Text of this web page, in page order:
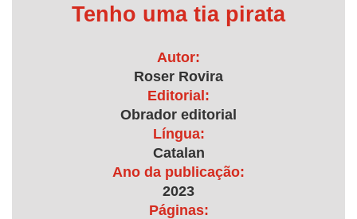
Tenho uma tia pirata
Autor:
Roser Rovira
Editorial:
Obrador editorial
Língua:
Catalan
Ano da publicação:
2023
Páginas: